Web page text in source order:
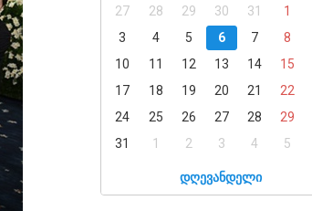
27
28 29 30 31 1
3
4 5 6 7 8
10
11 12 13 14 15
17
18 19 20 21 22
24
25 26 27 28 29
31
1 2 3 4 5
დღევანდელი